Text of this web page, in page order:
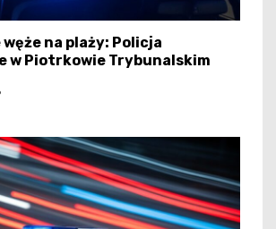
na plaży: Policja
w Piotrkowie Trybunalskim